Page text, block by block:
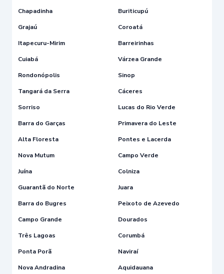
Chapadinha
Buriticupú
Grajaú
Coroatá
Itapecuru-Mirim
Barreirinhas
Cuiabá
Várzea Grande
Rondonópolis
Sinop
Tangará da Serra
Cáceres
Sorriso
Lucas do Rio Verde
Barra do Garças
Primavera do Leste
Alta Floresta
Pontes e Lacerda
Nova Mutum
Campo Verde
Juína
Colniza
Guarantã do Norte
Juara
Barra do Bugres
Peixoto de Azevedo
Campo Grande
Dourados
Três Lagoas
Corumbá
Ponta Porã
Naviraí
Nova Andradina
Aquidauana